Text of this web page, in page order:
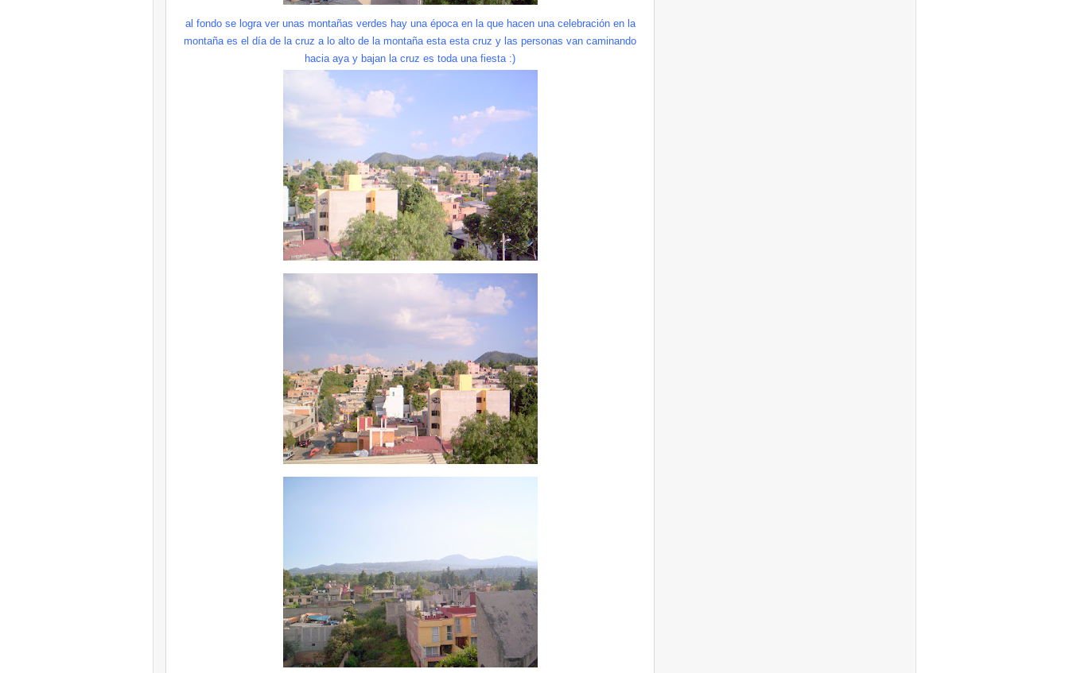
al fondo se logra ver unas montañas verdes hay una época en la que hacen una celebración en la
montaña es el día de la cruz a lo alto de la montaña esta esta cruz y las personas van caminando
hacia aya y bajan la cruz es toda una fiesta :)